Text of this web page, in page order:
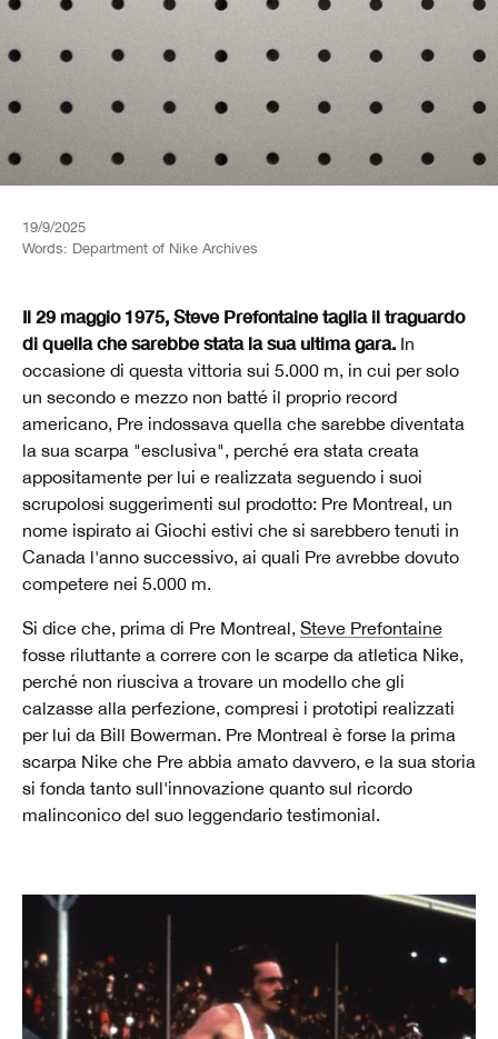
19/9/2025
Words: Department of Nike Archives
Il 29 maggio 1975, Steve Prefontaine taglia il traguardo
di quella che sarebbe stata la sua ultima gara. In
occasione di questa vittoria sui 5.000 m, in cui per solo
un secondo e mezzo non batté il proprio record
americano, Pre indossava quella che sarebbe diventata
la sua scarpa "esclusiva", perché era stata creata
appositamente per lui e realizzata seguendo i suoi
scrupolosi suggerimenti sul prodotto: Pre Montreal, un
nome ispirato ai Giochi estivi che si sarebbero tenuti in
Canada l'anno successivo, ai quali Pre avrebbe dovuto
competere nei 5.000 m.
Si dice che, prima di Pre Montreal, Steve Prefontaine
fosse riluttante a correre con le scarpe da atletica Nike,
perché non riusciva a trovare un modello che gli
calzasse alla perfezione, compresi i prototipi realizzati
per lui da Bill Bowerman. Pre Montreal è forse la prima
scarpa Nike che Pre abbia amato davvero, e la sua storia
si fonda tanto sull'innovazione quanto sul ricordo
malinconico del suo leggendario testimonial.